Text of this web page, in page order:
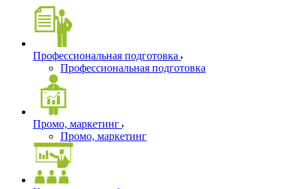
Профессиональная подготовка
Профессиональная подготовка
Промо, маркетинг
Промо, маркетинг